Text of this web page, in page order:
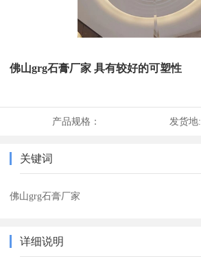
佛山grg石膏厂家 具有较好的可塑性
产品规格： 发货地:
关键词
佛山grg石膏厂家
详细说明